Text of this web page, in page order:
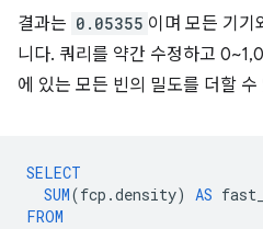
결과는 0.05355 이며 모든 기기
니다. 쿼리를 약간 수정하고
에 있는 모든 빈의 밀도를 더할 수
SELECT
SUM(fcp .density) AS
FROM